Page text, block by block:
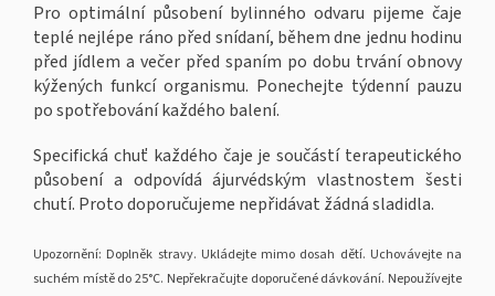
Pro optimální působení bylinného odvaru pijeme čaje
teplé nejlépe ráno před snídaní, během dne jednu hodinu
před jídlem a večer před spaním po dobu trvání obnovy
kýžených funkcí organismu. Ponechejte týdenní pauzu
po spotřebování každého balení.
Specifická chuť každého čaje je součástí terapeutického
působení a odpovídá ájurvédským vlastnostem šesti
chutí. Proto doporučujeme nepřidávat žádná sladidla.
Upozornění: Doplněk stravy. Ukládejte mimo dosah dětí. Uchovávejte na
suchém místě do 25°C. Nepřekračujte doporučené dávkování. Nepoužívejte